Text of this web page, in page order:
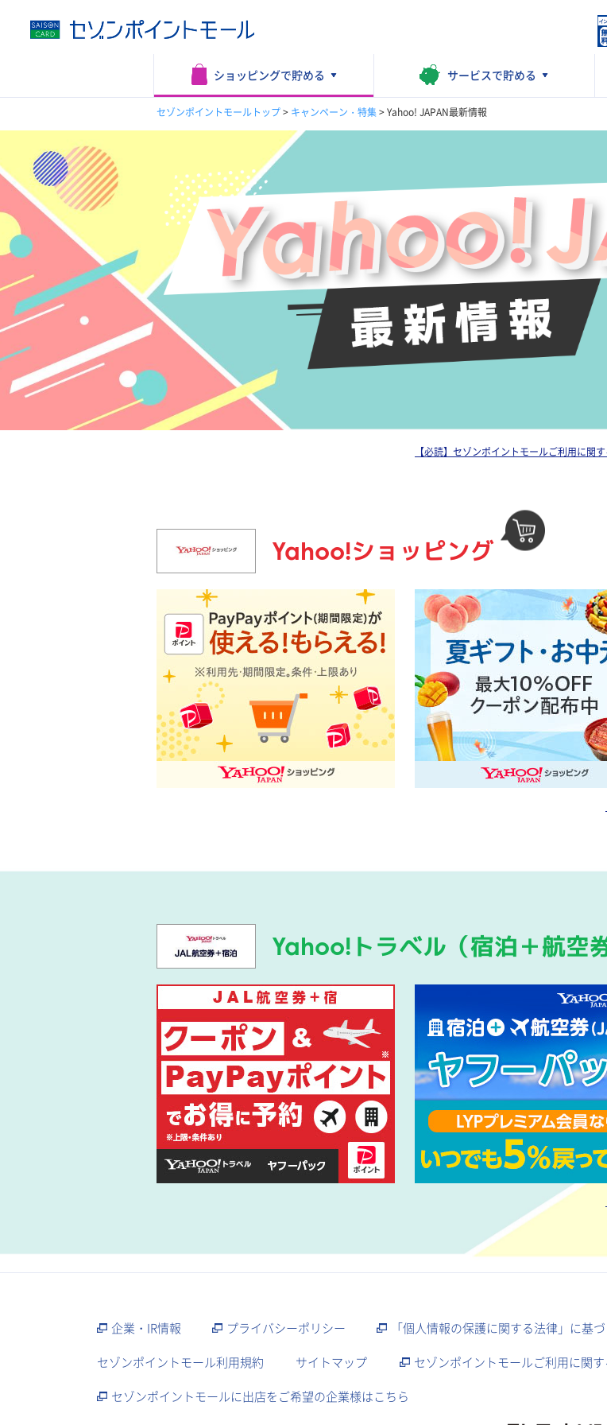
ショッピングで貯める サービスで貯める
セゾンポイントモールトップ> キャンペーン・特集>Yahoo! JAPAN最新情報
【必読】セゾンポイントモールご利用に関
Yahoo!ショッピング
Yahoo! トラベル（宿泊＋航空
企業・IR情報 プライバシーポリシー 「個人情報の保護に関する法律」に基
セゾンポイントモール利用規約
サイトマップ セゾンポイントモールご利用に関
セゾンポイントモールに出店をご希望の企業様はこちら